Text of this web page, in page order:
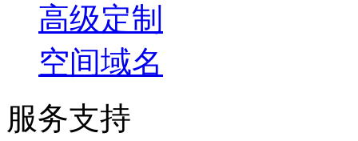
高级定制
空间域名
服务支持